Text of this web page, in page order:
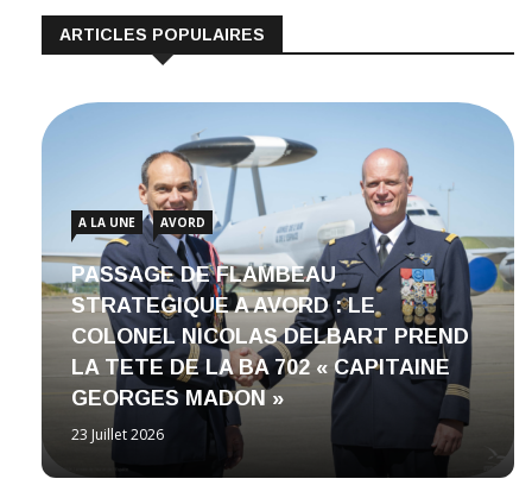
ARTICLES POPULAIRES
A LA UNE AVORD
PASSAGE DE FLAMBEAU
STRATEGIQUE A AVORD : LE
COLONEL NICOLAS DELBART PREND
LA TETE DE LA BA 702 « CAPITAINE
GEORGES MADON »
23 Juillet 2026